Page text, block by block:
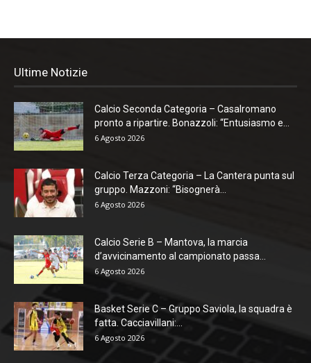
Ultime Notizie
Calcio Seconda Categoria – Casalromano
pronto a ripartire. Bonazzoli: “Entusiasmo e...
6 Agosto 2026
Calcio Terza Categoria – La Cantera punta sul
gruppo. Mazzoni: “Bisognerà...
6 Agosto 2026
Calcio Serie B – Mantova, la marcia
d’avvicinamento al campionato passa...
6 Agosto 2026
Basket Serie C – Gruppo Saviola, la squadra è
fatta. Cacciavillani:...
6 Agosto 2026